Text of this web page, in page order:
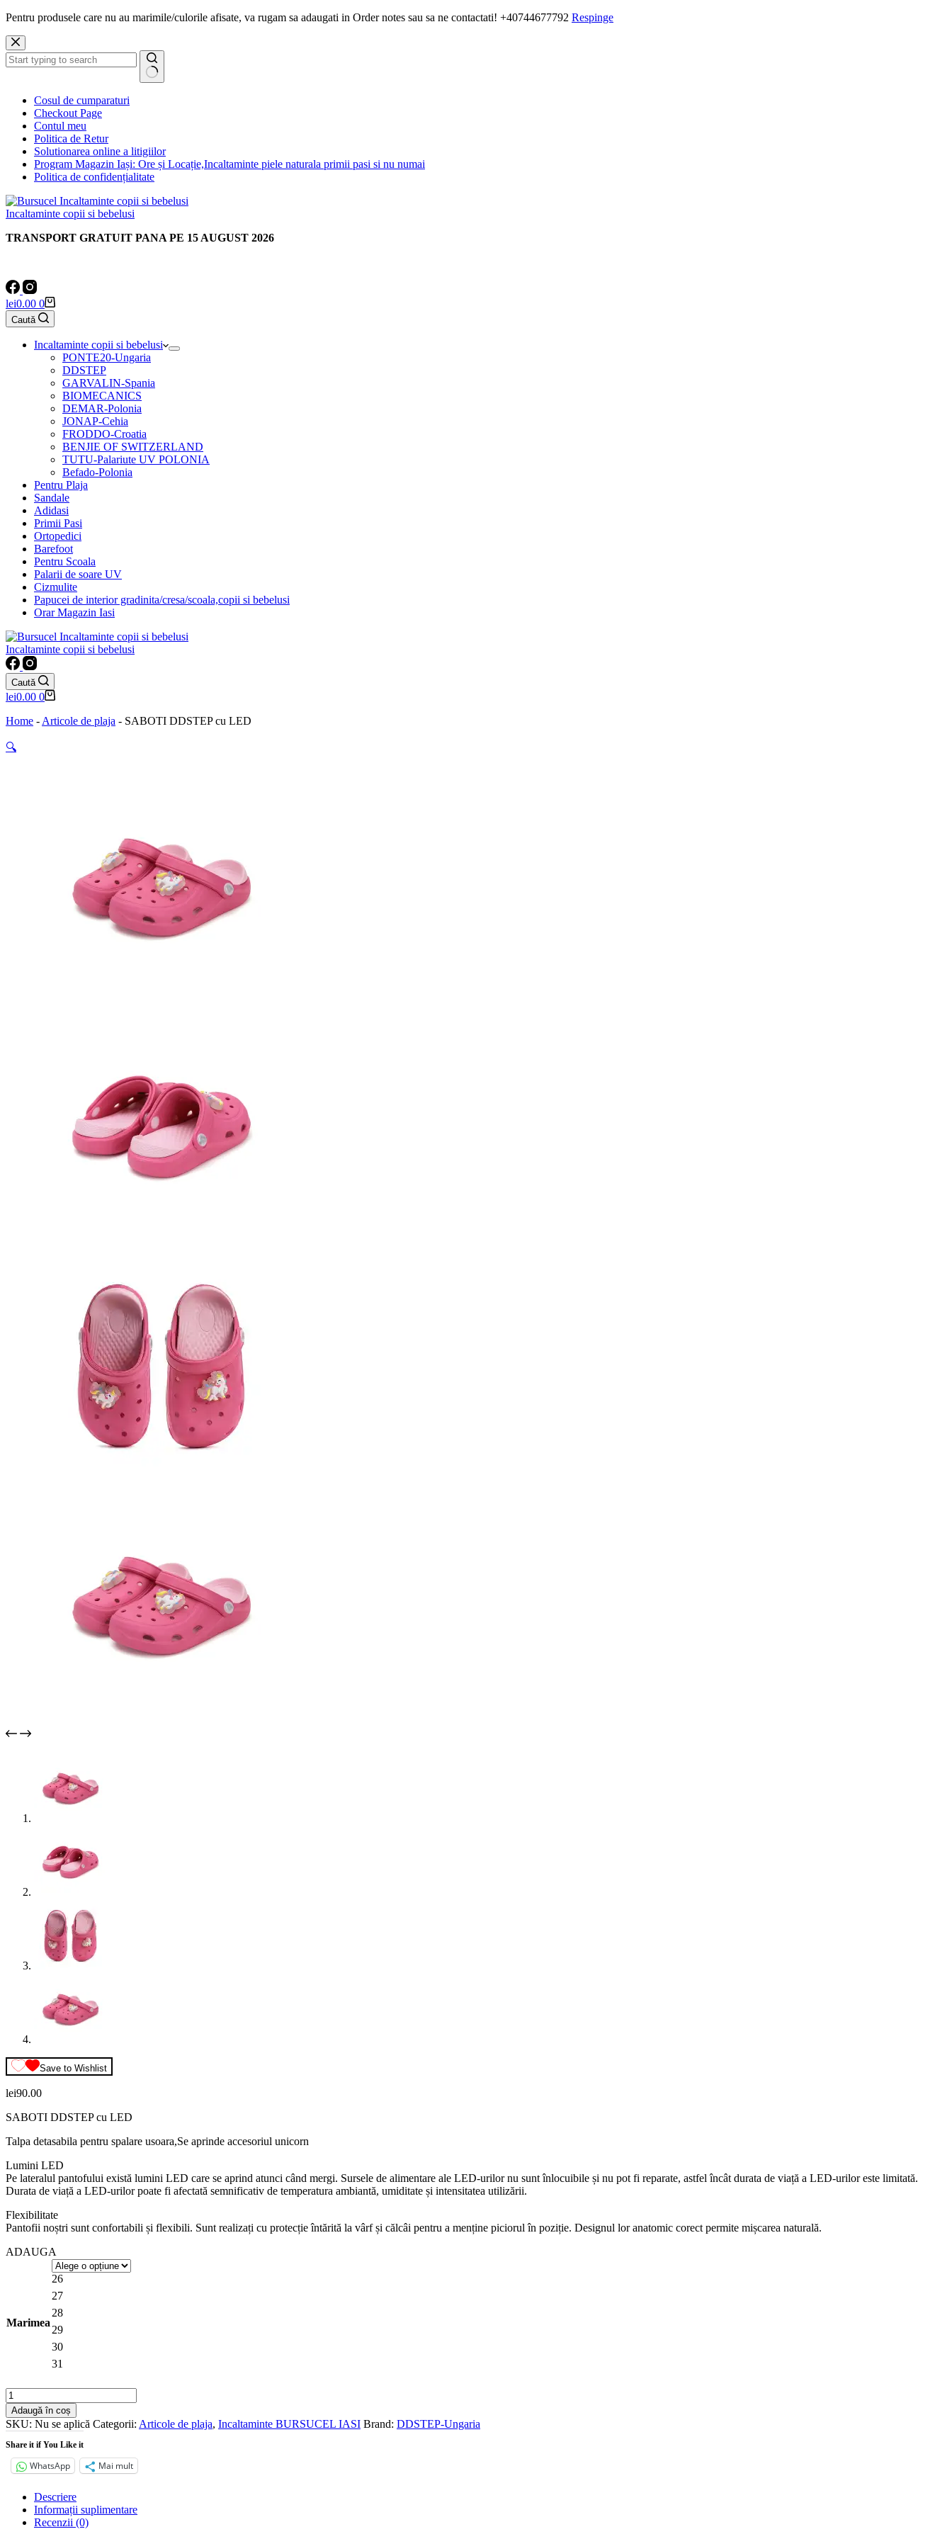
Pentru produsele care nu au marimile/culorile afisate, va rugam sa adaugati in Order notes sau sa ne contactati! +40744677792 Respinge
Sari
la
conținut
rezultatCosul de cumparaturi
Checkout Page
Contul meu
Politica de Retur
Solutionarea online a litigiilor
Program Magazin Iași: Ore și Locație,Incaltaminte piele naturala primii pasi si nu numai
Politica de confidențialitate
Incaltaminte copii si bebelusi
TRANSPORT GRATUIT PANA PE 15 AUGUST 2026
Coș
de
cumpărături
lei0.00 0
Caută
Incaltaminte copii si bebelusi
PONTE20-Ungaria
DDSTEP
GARVALIN-Spania
BIOMECANICS
DEMAR-Polonia
JONAP-Cehia
FRODDO-Croatia
BENJIE OF SWITZERLAND
TUTU-Palariute UV POLONIA
Befado-Polonia
Pentru Plaja
Sandale
Adidasi
Primii Pasi
Ortopedici
Barefoot
Pentru Scoala
Palarii de soare UV
Cizmulite
Papucei de interior gradinita/cresa/scoala,copii si bebelusi
Orar Magazin Iasi
Incaltaminte copii si bebelusi
Caută
Coș
cumpărături
lei0.00 0
Home - Articole de plaja - SABOTI DDSTEP cu LED
🔍
Save to Wishlist
lei90.00
SABOTI DDSTEP cu LED
Talpa detasabila pentru spalare usoara,Se aprinde accesoriul unicorn
Lumini LED
Pe lateralul pantofului există lumini LED care se aprind atunci când mergi. Sursele de alimentare ale LED-urilor nu sunt înlocuibile și nu pot fi reparate, astfel încât durata de viață a LED-urilor este limitată.
Durata de viață a LED-urilor poate fi afectată semnificativ de temperatura ambiantă, umiditate și intensitatea utilizării.
Flexibilitate
Pantofii noștri sunt confortabili și flexibili. Sunt realizați cu protecție întărită la vârf și călcâi pentru a menține piciorul în poziție. Designul lor anatomic corect permite mișcarea naturală.
ADAUGA
Marimea
26
27
28
29
30
31
Cantitate
SABOTI
DDSTEP
cu
LED
Adaugă în coș
SKU: Nu se aplică Categorii: Articole de plaja, Incaltaminte BURSUCEL IASI Brand: DDSTEP-Ungaria
Share it if You Like it
WhatsApp Mai mult
Descriere
Informații suplimentare
Recenzii (0)